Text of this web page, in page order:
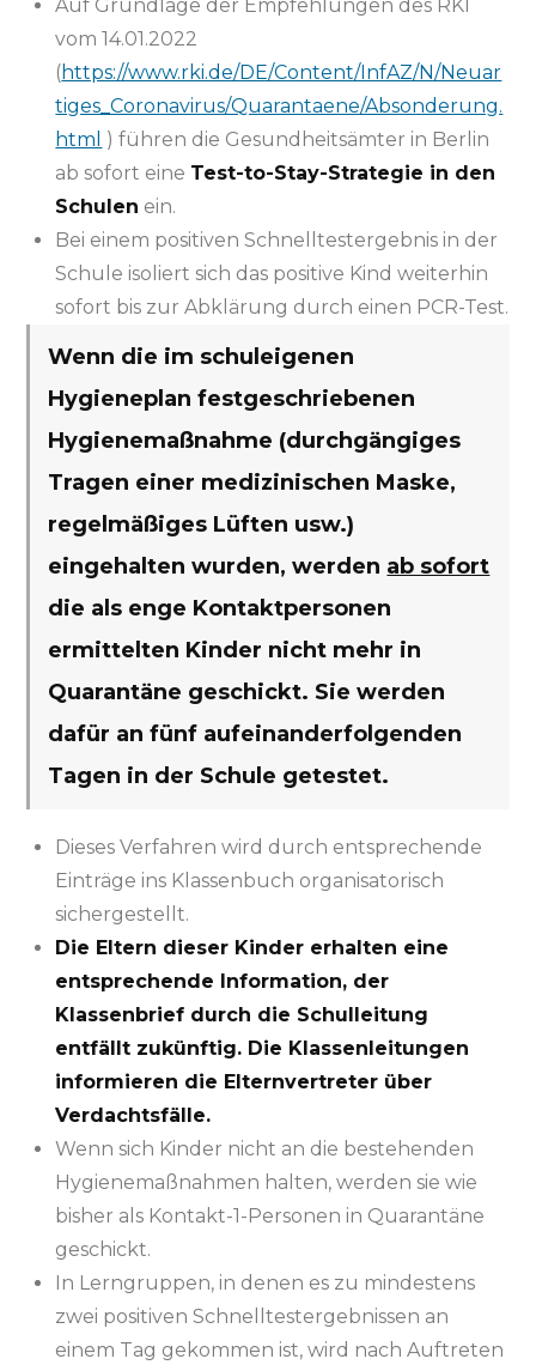
Auf Grundlage der Empfehlungen des RKI
vom 14.01.2022
(https://www.rki.de/DE/Content/InfAZ/N/Neuar
tiges_Coronavirus/Quarantaene/Absonderung.
html ) führen die Gesundheitsämter in Berlin
ab sofort eine Test-to-Stay-Strategie in den
Schulen ein.
Bei einem positiven Schnelltestergebnis in der
Schule isoliert sich das positive Kind weiterhin
sofort bis zur Abklärung durch einen PCR-Test.
Wenn die im schuleigenen
Hygieneplan festgeschriebenen
Hygienemaßnahme (durchgängiges
Tragen einer medizinischen Maske,
regelmäßiges Lüften usw.)
eingehalten wurden, werden ab sofort
die als enge Kontaktpersonen
ermittelten Kinder nicht mehr in
Quarantäne geschickt. Sie werden
dafür an fünf aufeinanderfolgenden
Tagen in der Schule getestet.
Dieses Verfahren wird durch entsprechende
Einträge ins Klassenbuch organisatorisch
sichergestellt.
Die Eltern dieser Kinder erhalten eine
entsprechende Information, der
Klassenbrief durch die Schulleitung
entfällt zukünftig. Die Klassenleitungen
informieren die Elternvertreter über
Verdachtsfälle.
Wenn sich Kinder nicht an die bestehenden
Hygienemaßnahmen halten, werden sie wie
bisher als Kontakt-1-Personen in Quarantäne
geschickt.
In Lerngruppen, in denen es zu mindestens
zwei positiven Schnelltestergebnissen an
einem Tag gekommen ist, wird nach Auftreten